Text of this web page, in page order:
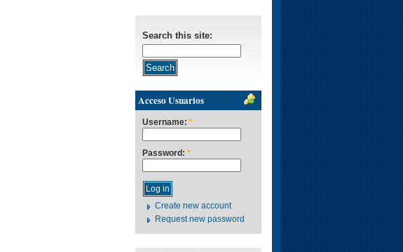
Search this site:
Acceso Usuarios
Username: *
Password: *
Create new account
Request new password